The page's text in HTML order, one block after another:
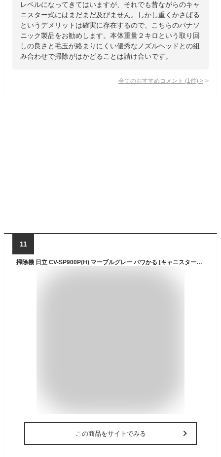
レベルになってきてはいますが、それでも昔ながらのキャ
ニスター式にはまだまだ及びません。しかし重くかさばる
というデメリットは確実に存在するので、こちらのパナソ
ニック製品をお勧めします。本体重量２キロという取り回
しの良さと毛玉が絡まりにくい優秀なノズルヘッドとの組
み合わせで掃除がはかどることは請け合いです。
全てのおすすめコメント (1 件) >
11
掃除機 日立 CV-SP900P(H) マーブルグレー パワかる [キャニスター掃除機 (サイクロン式 /コード式)] 吸引力
この商品をサイトでみる